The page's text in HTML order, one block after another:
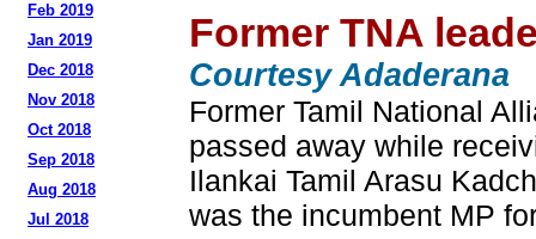
Feb 2019
Jan 2019
Dec 2018
Nov 2018
Oct 2018
Sep 2018
Aug 2018
Jul 2018
Former TNA
Courtesy Adaderana
Former Tamil National
passed away while
Ilankai Tamil Arasu
was the incumbent MP